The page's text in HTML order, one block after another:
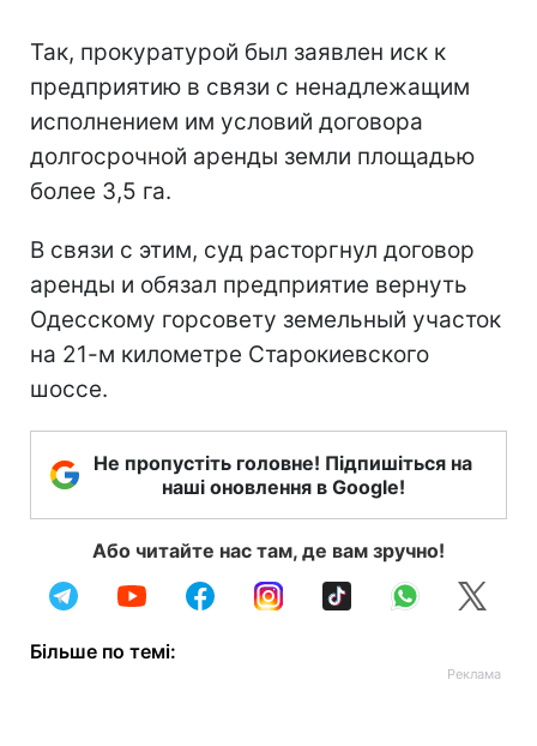
Так, прокуратурой был заявлен иск к
предприятию в связи с ненадлежащим
исполнением им условий договора
долгосрочной аренды земли площадью
более 3,5 га.
В связи с этим, суд расторгнул договор
аренды и обязал предприятие вернуть
Одесскому горсовету земельный участок
на 21-м километре Старокиевского
шоссе.
Не пропустіть головне! Підпишіться на
наші оновлення в Google!
Або читайте нас там, де вам зручно!
Більше по темі: